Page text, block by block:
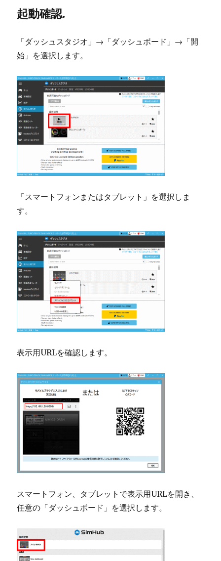
起動確認.
「ダッシュスタジオ」→「ダッシュボード」→「開
始」を選択します。
「スマートフォンまたはタブレット」を選択しま
す。
表示用URLを確認します。
スマートフォン、タブレットで表示用URLを開き、
任意の「ダッシュボード」を選択します。